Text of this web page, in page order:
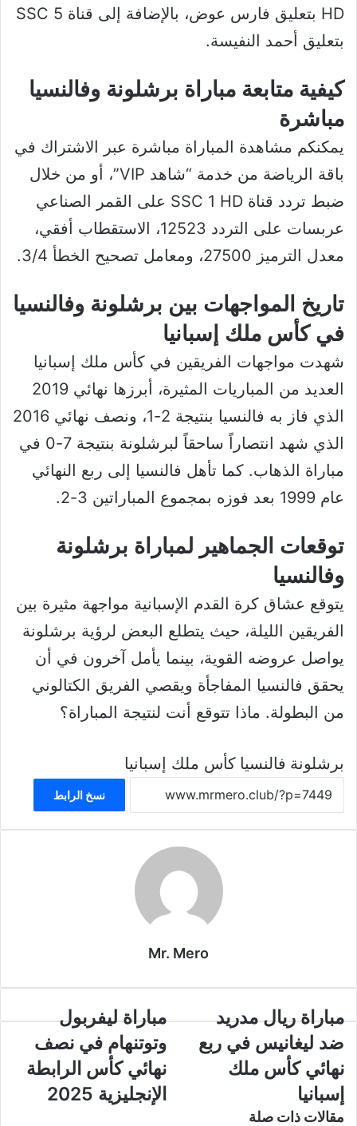
HD بتعليق فارس عوض، بالإضافة إلى قناة SSC 5
بتعليق أحمد النفيسة.
كيفية متابعة مباراة برشلونة وفالنسيا
مباشرة
يمكنكم مشاهدة المباراة مباشرة عبر الاشتراك في
باقة الرياضة من خدمة “شاهد VIP”، أو من خلال
ضبط تردد قناة SSC 1 HD على القمر الصناعي
عربسات على التردد 12523، الاستقطاب أفقي،
معدل الترميز 27500، ومعامل تصحيح الخطأ 3/4.
تاريخ المواجهات بين برشلونة وفالنسيا
في كأس ملك إسبانيا
شهدت مواجهات الفريقين في كأس ملك إسبانيا
العديد من المباريات المثيرة، أبرزها نهائي 2019
الذي فاز به فالنسيا بنتيجة 2-1، ونصف نهائي 2016
الذي شهد انتصاراً ساحقاً لبرشلونة بنتيجة 7-0 في
مباراة الذهاب. كما تأهل فالنسيا إلى ربع النهائي
عام 1999 بعد فوزه بمجموع المباراتين 3-2.
توقعات الجماهير لمباراة برشلونة
وفالنسيا
يتوقع عشاق كرة القدم الإسبانية مواجهة مثيرة بين
الفريقين الليلة، حيث يتطلع البعض لرؤية برشلونة
يواصل عروضه القوية، بينما يأمل آخرون في أن
يحقق فالنسيا المفاجأة ويقصي الفريق الكتالوني
من البطولة. ماذا تتوقع أنت لنتيجة المباراة؟
برشلونة فالنسيا كأس ملك إسبانيا
نسخ الرابط
Mr. Mero
مباراة
ريال
مدريد
ضد
ليغانيس
في
ربع
مباراة ريال مدريد
ضد ليغانيس في ربع
نهائي كأس ملك
إسبانيا
مباراة
ليفربول
وتوتنهام
في
نصف
نهائي
مباراة ليفربول
وتوتنهام في نصف
نهائي كأس الرابطة
الإنجليزية 2025
مقالات ذات صلة